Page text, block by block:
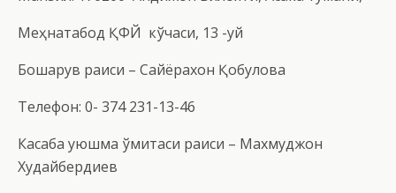
Меҳнатабод ҚФЙ кўчаси, 13 -уй
Бошқарув раиси – Сайёрахон Қобулова
Телефон: 0- 374 231-13-46
Касаба уюшма қўмитаси раиси – Махмуджон
Худайбердиев